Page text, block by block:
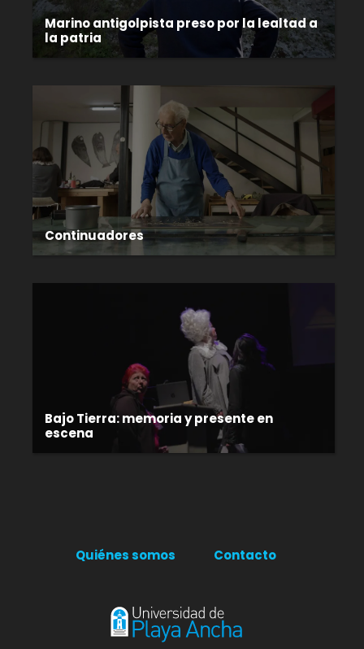
Marino antigolpista preso por la lealtad a
la patria
Continuadores
Bajo Tierra: memoria y presente en
escena
Quiénes somos Contacto